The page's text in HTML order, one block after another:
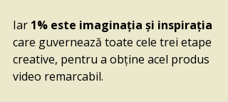
Iar 1% este imaginația și inspirația
care guvernează toate cele trei etape
creative, pentru a obține acel produs
video remarcabil.